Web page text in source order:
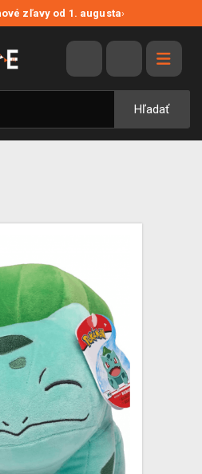
zľavy od 1. augusta›
Hľadať